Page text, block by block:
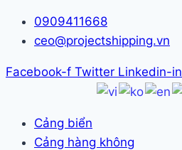
Skip
0909411668
ceo@projectshipping.vn
Facebook-f Twitter Linkedin-in
Cảng biển
Cảng hàng không